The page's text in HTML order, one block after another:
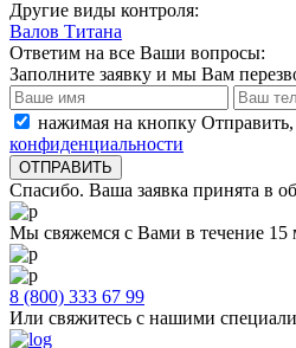
Другие виды контроля:
Валов Титана
Ответим на все Ваши вопросы:
Заполните заявку и мы Вам
нажимая на кнопку Отправить,
конфиденциальности
Спасибо. Ваша заявка принята в
Мы свяжемся с Вами в течение 15
8 (800) 333 67 99
Или свяжитесь с нашими